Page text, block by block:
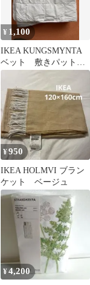
¥ 1,100
IKEA KUNGSMYNTA
ベット 敷きパット
シングル
¥950
IKEA HOLMVI ブラン
ケット ベージュ
¥4,200